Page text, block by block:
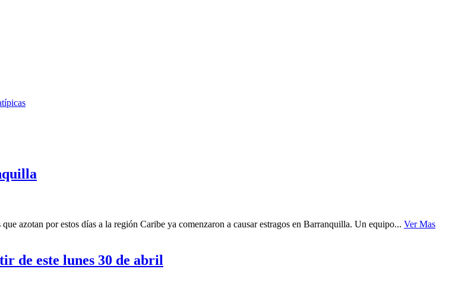
por estos días a la región Caribe ya comenzaron a causar estragos en Barranquilla. Un equipo... Ver Mas
de este lunes 30 de abril